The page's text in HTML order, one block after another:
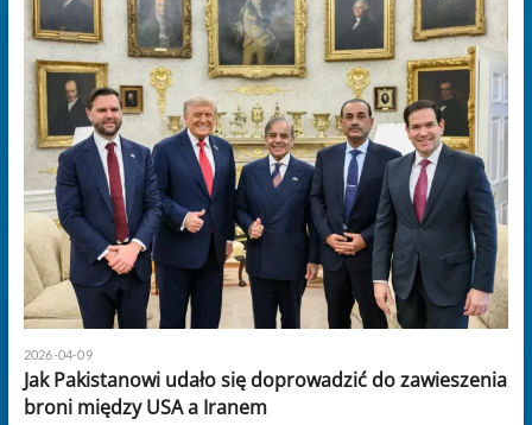
2026-04-09
Jak Pakistanowi udało się doprowadzić do zawieszenia
broni między USA a Iranem